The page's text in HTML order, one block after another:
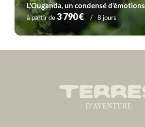
L’Ouganda, un condensé d’émotions
à partir de3 790 € 8 jours